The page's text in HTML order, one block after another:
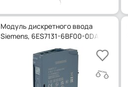
Модуль дискретного ввода
Siemens, 6ES7131-6BF00-0DA0